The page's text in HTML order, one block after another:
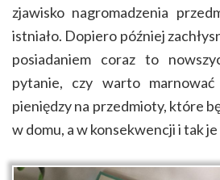
zjawisko nagromadzenia
istniało. Dopiero później
posiadaniem coraz to
pytanie, czy warto marnować
pieniędzy na przedmioty, które
w domu, a w konsekwencji i tak